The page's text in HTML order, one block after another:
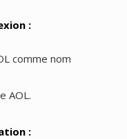
:
comme nom
AOL.
: